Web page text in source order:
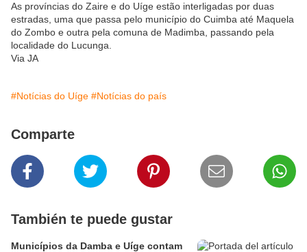
As províncias do Zaire e do Uíge estão interligadas por duas
estradas, uma que passa pelo município do Cuimba até Maquela
do Zombo e outra pela comuna de Madimba, passando pela
localidade do Lucunga.
Via JA
#Notícias do Uíge #Notícias do país
Comparte
También te puede gustar
Municípios da Damba e Uíge contam